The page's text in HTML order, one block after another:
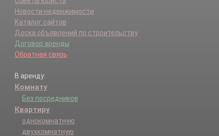
Новости недвижимости
Каталог сайтов
Доска объявлений по строительству
Договор аренды
Обратная связь
В аренду:
Комнату
Без посредников
Квартиру
однокомнатную
двухкомнатную